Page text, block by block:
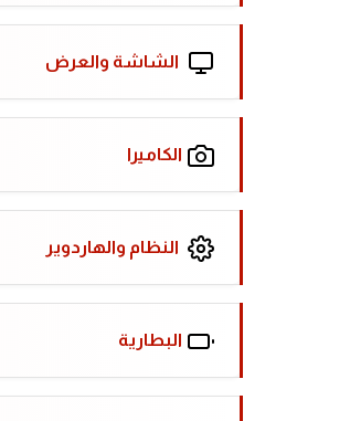
الشاشة والعرض
الكاميرا
النظام والهاردوير
البطارية